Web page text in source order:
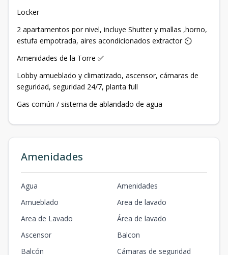
Locker
2 apartamentos por nivel, incluye Shutter y mallas ,horno,
estufa empotrada, aires acondicionados extractor ⏲️
Amenidades de la Torre ✅
Lobby amueblado y climatizado, ascensor, cámaras de
seguridad, seguridad 24/7, planta full
Gas común / sistema de ablandado de agua
Amenidades
Agua
Amenidades
Amueblado
Area de lavado
Area de Lavado
Área de lavado
Ascensor
Balcon
Balcón
Cámaras de seguridad